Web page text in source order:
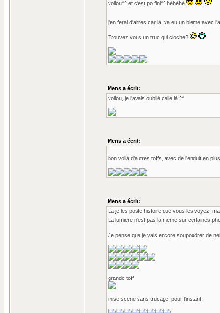
voilou^^ et c'est po fini^^ héhéhé
j'en ferai d'aitres car là, ya eu un bleme avec
Trouvez vous un truc qui cloche?
Mens a écrit:
voilou, je l'avais oublié celle là ^^
Mens a écrit:
bon voilà d'autres toffs, avec de l'enduit en
Mens a écrit:
Là je les poste histoire que vous les voyez,
La lumiere n'est pas la meme sur certaines
Je pense que je vais encore soupoudrer de
grande toff
mise scene sans trucage, pour l'instant: